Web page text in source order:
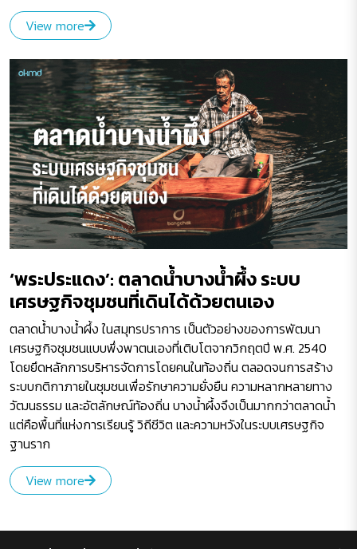
View more
‘พระประแดง’: ตลาดน้ำบางน้ำผึ้ง ระบบ
เศรษฐกิจชุมชนที่เดินได้ด้วยตนเอง
ตลาดน้ำบางน้ำผึ้ง ในสมุทรปราการ เป็นตัวอย่างของการพัฒนา
เศรษฐกิจชุมชนแบบพึ่งพาตนเองที่เติบโตจากวิกฤตปี พ.ศ. 2540
โดยยึดหลักการบริหารจัดการโดยคนในท้องถิ่น ตลอดจนการสร้าง
ระบบกติกาภายในชุมชนเพื่อรักษาความยั่งยืน ความหลากหลายทาง
วัฒนธรรม และอัตลักษณ์ท้องถิ่น บางน้ำผึ้งจึงเป็นมากกว่าตลาดน้ำ
แต่คือพื้นที่แห่งการเรียนรู้ วิถีชีวิต และความหวังในระบบเศรษฐกิจ
ฐานราก
View more